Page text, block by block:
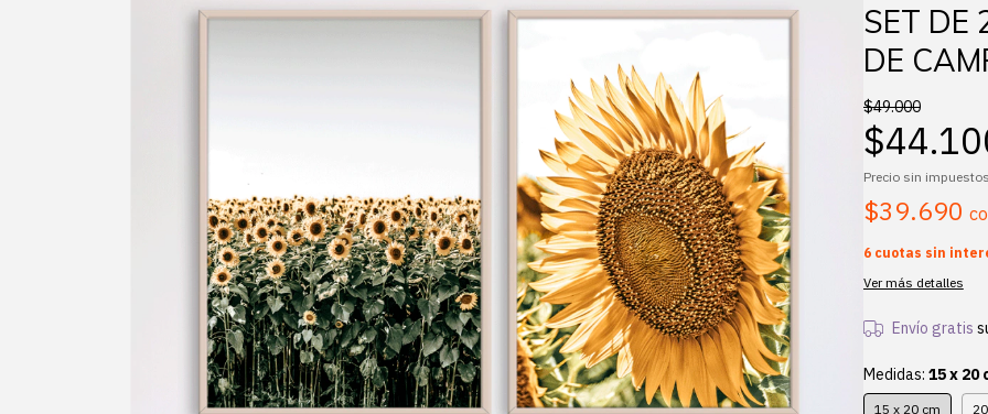
SET DE
DE
$49.000
Precio sin impuestos
$39.690
6 cuotas sin
Ver más detalles
Envío gratis
Medidas: 15 x 20
15 x 20 cm